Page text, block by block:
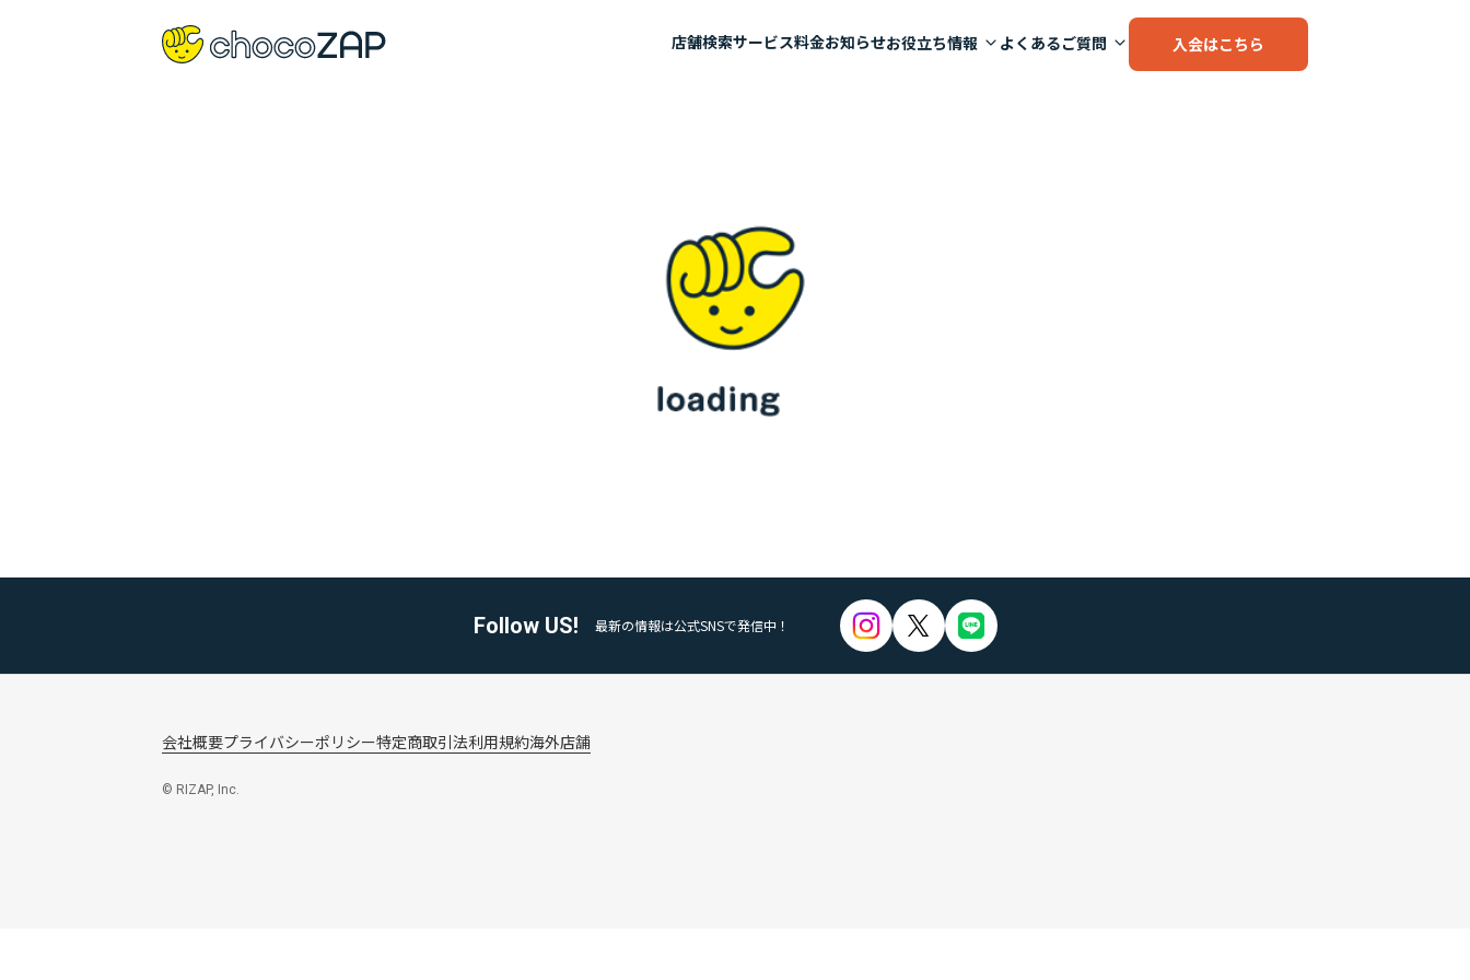
店舗検索サービス料金お知らせお役立ち情報 よくあるご質問 入会はこちら
Follow US! 最新の情報は公式SNSで発信中！
会社概要プライバシーポリシー特定商取引法利用規約海外店舗
© RIZAP, Inc.